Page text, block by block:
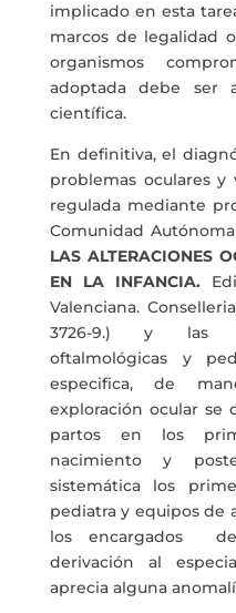
implicado en esta
marcos de legalidad
organismos
adoptada debe ser
científica.
En definitiva, el
problemas oculares y
regulada mediante
Comunidad
LAS ALTERACIONES
EN LA INFANCIA.
Valenciana.
3726-9.) y las
oftalmológicas y
especifica, de
exploración ocular se
partos en los
nacimiento y
sistemática los
pediatra y equipos de
los encargados
derivación al
aprecia alguna